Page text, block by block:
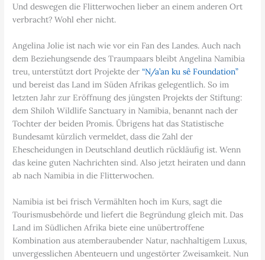
Und deswegen die Flitterwochen lieber an einem anderen Ort
verbracht? Wohl eher nicht.
Angelina Jolie ist nach wie vor ein Fan des Landes. Auch nach
dem Beziehungsende des Traumpaars bleibt Angelina Namibia
treu, unterstützt dort Projekte der“N/a’an ku sê Foundation”
und bereist das Land im Süden Afrikas gelegentlich. So im
letzten Jahr zur Eröffnung des jüngsten Projekts der Stiftung:
dem Shiloh Wildlife Sanctuary in Namibia, benannt nach der
Tochter der beiden Promis. Übrigens hat das Statistische
Bundesamt kürzlich vermeldet, dass die Zahl der
Ehescheidungen in Deutschland deutlich rückläufig ist. Wenn
das keine guten Nachrichten sind. Also jetzt heiraten und dann
ab nach Namibia in die Flitterwochen.
Namibia ist bei frisch Vermählten hoch im Kurs, sagt die
Tourismusbehörde und liefert die Begründung gleich mit. Das
Land im Südlichen Afrika biete eine unübertroffene
Kombination aus atemberaubender Natur, nachhaltigem Luxus,
unvergesslichen Abenteuern und ungestörter Zweisamkeit. Nun